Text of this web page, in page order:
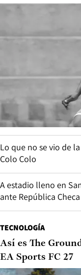
Lo que no se vio de
Colo Colo
A estadio lleno en
ante República
TECNOLOGÍA
Así es The
EA Sports FC 27